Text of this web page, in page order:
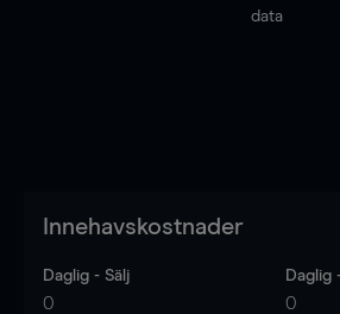
data
Innehavskostnader
Daglig - Sälj
0
Daglig
0